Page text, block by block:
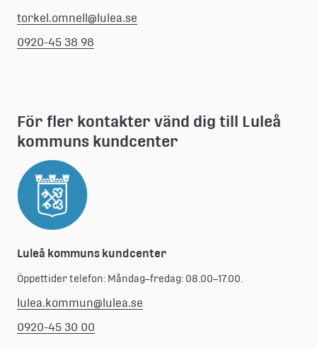
torkel.omnell@lulea.se
0920-45 38 98
För fler kontakter vänd dig till Luleå
kommuns kundcenter
Luleå kommuns kundcenter
Öppettider telefon: Måndag–fredag: 08.00–17.00.
lulea.kommun@lulea.se
0920-45 30 00